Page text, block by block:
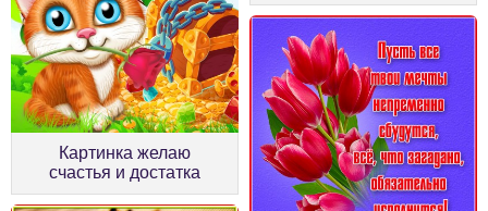
Картинка желаю
счастья и достатка